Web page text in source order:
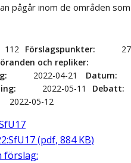
pågår inom de områden som
112 Förslagspunkter
27
och repliker
2022-04-21
Datum
2022-05-11
Debatt
2022-05-12
(pdf, 884 KB)
förslag: